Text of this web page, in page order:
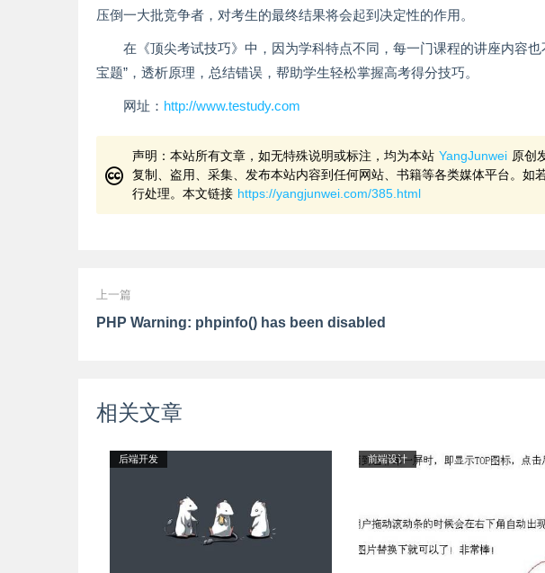
压倒一大批竞争者，对考生的最终结果将会起到决定性的作用。
在《顶尖考试技巧》中，因为学科特点不同，每一门课程的讲座内容
宝题”，透析原理，总结错误，帮助学生轻松掌握高考得分技巧。
网址： http://www.testudy.com
声明：本站所有文章，如无特殊说明或标注，均为本站 YangJunwei 原创
复制、盗用、采集、发布本站内容到任何网站、书籍等各类媒体平台。如
行处理。本文链接 https://yangjunwei.com/385.html
上一篇
PHP Warning: phpinfo() has been disabled
相关文章
后端开发 前端设计